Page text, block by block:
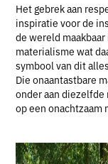
Het gebrek aan
inspiratie voor de
de wereld
materialisme wat
symbool van dit
Die onaantastbare
onder aan
op een onachtzaam